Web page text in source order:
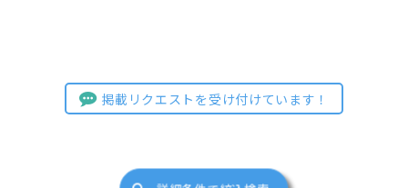
掲載リクエストを受け付けています！